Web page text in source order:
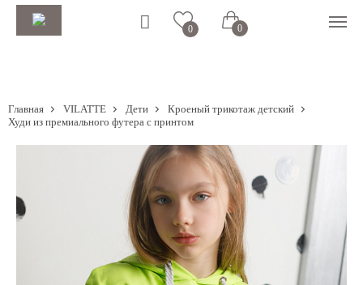
0 0
Главная VILATTE Дети
Кроеный трикотаж детский
Худи из премиального футера с принтом